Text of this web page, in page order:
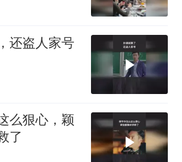
还盗人家号
么狠心，颖
了